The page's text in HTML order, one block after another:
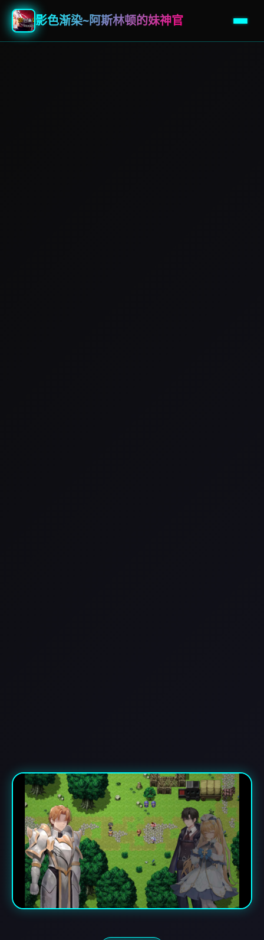
影色渐染~阿斯林顿的妹神官